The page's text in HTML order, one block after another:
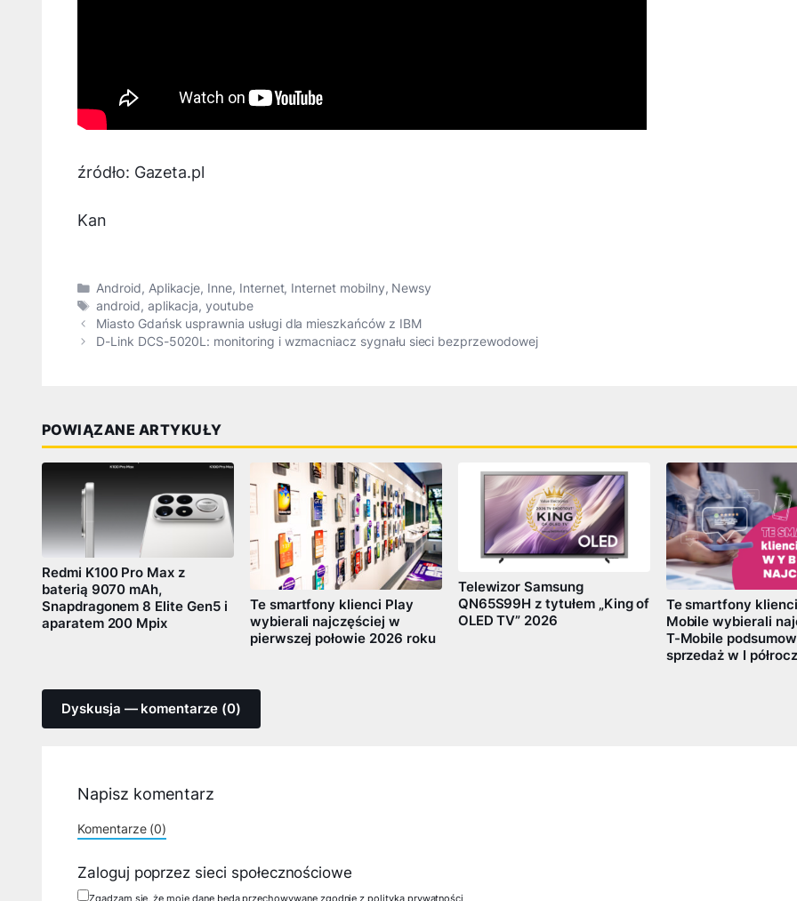
źródło: Gazeta.pl
Kan
Kategorie
Android, Aplikacje, Inne, Internet, Internet mobilny, Newsy
Tagi
android, aplikacja,youtube
Miasto Gdańsk usprawnia usługi dla mieszkańców z IBM
D-Link DCS-5020L: monitoring i wzmacniacz sygnału sieci bezprzewodowej
POWIĄZANE ARTYKUŁY
Redmi K100 Pro Max z
baterią 9070 mAh,
Snapdragonem 8 Elite Gen5 i
aparatem 200 Mpix
Te smartfony klienci Play
wybierali najczęściej w
pierwszej połowie 2026 roku
Telewizor Samsung
QN65S99H z tytułem „King of
OLED TV” 2026
Te smartfony
Mobile wybierali
T-Mobile
sprzedaż w I
Dyskusja — komentarze (0)
Napisz komentarz
Komentarze (0)
Zaloguj poprzez sieci społecznościowe